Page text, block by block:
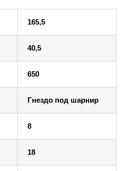
165,5
40,5
650
Гнездо под шарнир
8
18